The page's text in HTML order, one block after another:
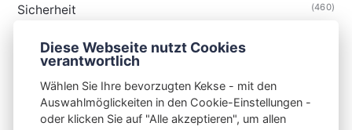
Sicherheit (460)
Thunderbird
Diese Webseite nutzt Cookies
verantwortlich
Wählen Sie Ihre bevorzugten Kekse - mit den
Auswahlmöglickeiten in den Cookie-Einstellungen -
oder klicken Sie auf "Alle akzeptieren", um allen